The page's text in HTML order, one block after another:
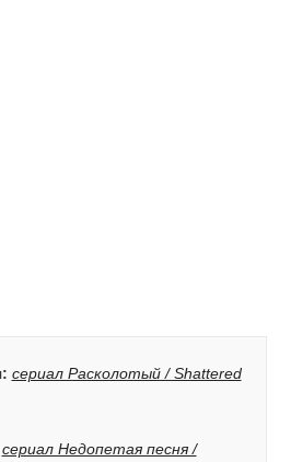
сериал Расколотый / Shattered
сериал Недопетая песня /